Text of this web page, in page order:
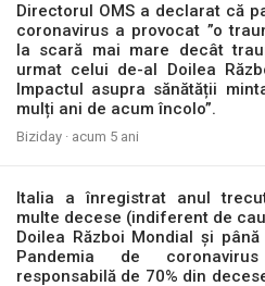
Directorul OMS a declarat că
coronavirus a provocat ”o
la scară mai mare decât
urmat celui de-al Doilea
Impactul asupra sănătății
mulți ani de acum încolo”.
Biziday · acum 5 ani
Italia a înregistrat anul
multe decese (indiferent de
Doilea Război Mondial și
Pandemia de
responsabilă de 70% din